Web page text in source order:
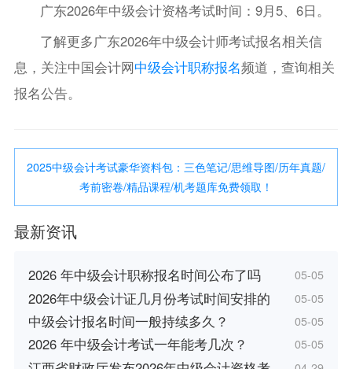
广东2026年中级会计资格考试时间：9月5、6日。
了解更多广东2026年中级会计师考试报名相关信
息，关注中国会计网中级会计职称报名频道，查询相关
报名公告。
2025中级会计考试豪华资料包：三色笔记/思维导图/历年真题/
考前密卷/精品课程/机考题库免费领取！
最新资讯
2026 年中级会计职称报名时间公布了吗 05-05
2026年中级会计证几月份考试时间安排的 05-05
中级会计报名时间一般持续多久？ 05-05
2026 年中级会计考试一年能考几次？ 05-05